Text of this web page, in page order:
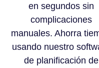
en segundos sin
complicaciones
manuales. Ahorra
usando nuestro
de planificación de